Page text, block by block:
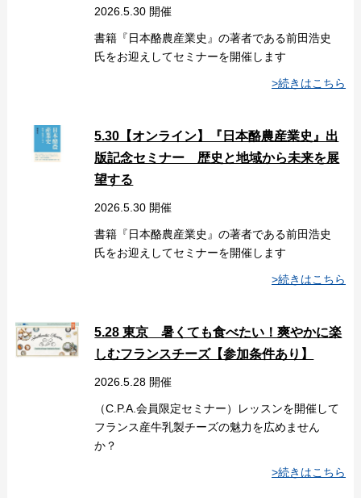
2026.5.30 開催
書籍『日本酪農産業史』の著者である前田浩史
氏をお迎えしてセミナーを開催します
>続きはこちら
5.30【オンライン】『日本酪農産業史』出
版記念セミナー 歴史と地域から未来を展
望する
2026.5.30 開催
書籍『日本酪農産業史』の著者である前田浩史
氏をお迎えしてセミナーを開催します
>続きはこちら
5.28 東京 暑くても食べたい！爽やかに楽
しむフランスチーズ【参加条件あり】
2026.5.28 開催
（C.P.A.会員限定セミナー）レッスンを開催して
フランス産牛乳製チーズの魅力を広めません
か？
>続きはこちら